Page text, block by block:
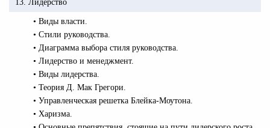
13. Лидерство
• Виды власти.
• Стили руководства.
• Диаграмма выбора стиля руководства.
• Лидерство и менеджмент.
• Виды лидерства.
• Теория Д. Мак Грегори.
• Управленческая решетка Блейка-Моутона.
• Харизма.